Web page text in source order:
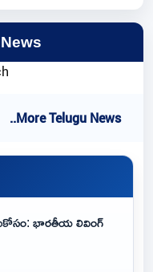
..More Telugu News
భారతీయ లివింగ్